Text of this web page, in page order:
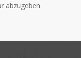
abzugeben.